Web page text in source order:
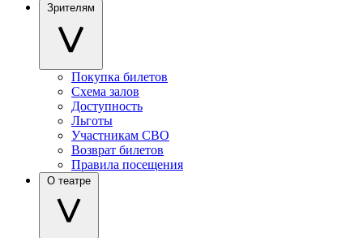
Зрителям
Покупка билетов
Схема залов
Доступность
Льготы
Участникам СВО
Возврат билетов
Правила посещения
О театре